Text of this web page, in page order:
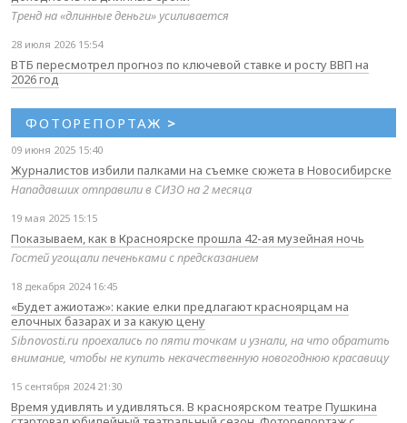
Тренд на «длинные деньги» усиливается
28 июля 2026 15:54
ВТБ пересмотрел прогноз по ключевой ставке и росту ВВП на
2026 год
ФОТОРЕПОРТАЖ >
09 июня 2025 15:40
Журналистов избили палками на съемке сюжета в Новосибирске
Нападавших отправили в СИЗО на 2 месяца
19 мая 2025 15:15
Показываем, как в Красноярске прошла 42-ая музейная ночь
Гостей угощали печеньками с предсказанием
18 декабря 2024 16:45
«Будет ажиотаж»: какие елки предлагают красноярцам на
елочных базарах и за какую цену
Sibnovosti.ru проехались по пяти точкам и узнали, на что обратить
внимание, чтобы не купить некачественную новогоднюю красавицу
15 сентября 2024 21:30
Время удивлять и удивляться. В красноярском театре Пушкина